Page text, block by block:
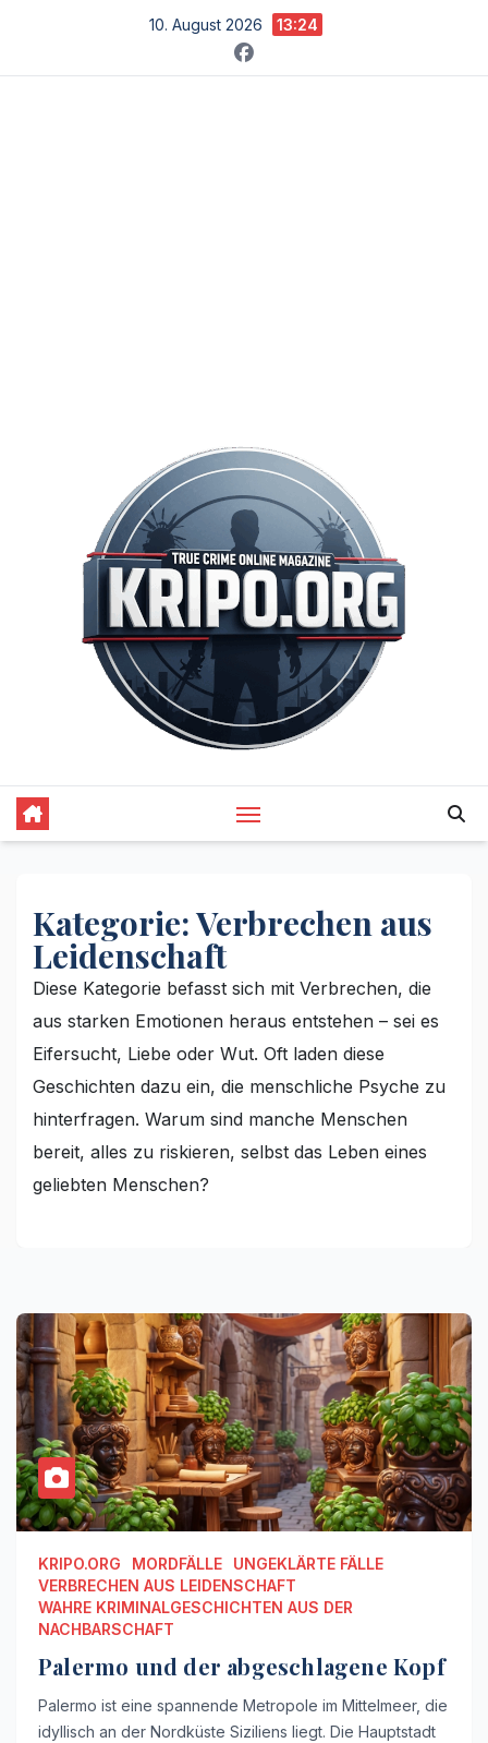
springen
10. August 2026 13:24
Kategorie:Verbrechen aus
Leidenschaft
Diese Kategorie befasst sich mit Verbrechen, die
aus starken Emotionen heraus entstehen – sei es
Eifersucht, Liebe oder Wut. Oft laden diese
Geschichten dazu ein, die menschliche Psyche zu
hinterfragen. Warum sind manche Menschen
bereit, alles zu riskieren, selbst das Leben eines
geliebten Menschen?
KRIPO.ORG MORDFÄLLE
UNGEKLÄRTE FÄLLE
VERBRECHEN AUS LEIDENSCHAFT
WAHRE KRIMINALGESCHICHTEN AUS DER
NACHBARSCHAFT
Palermo und der abgeschlagene Kopf
Palermo ist eine spannende Metropole im Mittelmeer, die
idyllisch an der Nordküste Siziliens liegt. Die Hauptstadt